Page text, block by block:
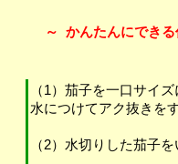
～ かんたんにできる
（1）茄子を一口サイ
水につけてアク抜きを
（2）水切りした茄子